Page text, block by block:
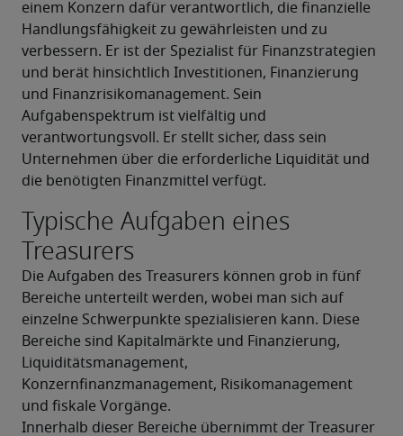
einem Konzern dafür verantwortlich, die finanzielle
Handlungsfähigkeit zu gewährleisten und zu
verbessern. Er ist der Spezialist für Finanzstrategien
und berät hinsichtlich Investitionen, Finanzierung
und Finanzrisikomanagement. Sein
Aufgabenspektrum ist vielfältig und
verantwortungsvoll. Er stellt sicher, dass sein
Unternehmen über die erforderliche Liquidität und
die benötigten Finanzmittel verfügt.
Typische Aufgaben eines
Treasurers
Die Aufgaben des Treasurers können grob in fünf
Bereiche unterteilt werden, wobei man sich auf
einzelne Schwerpunkte spezialisieren kann. Diese
Bereiche sind Kapitalmärkte und Finanzierung,
Liquiditätsmanagement,
Konzernfinanzmanagement, Risikomanagement
und fiskale Vorgänge.
Innerhalb dieser Bereiche übernimmt der Treasurer